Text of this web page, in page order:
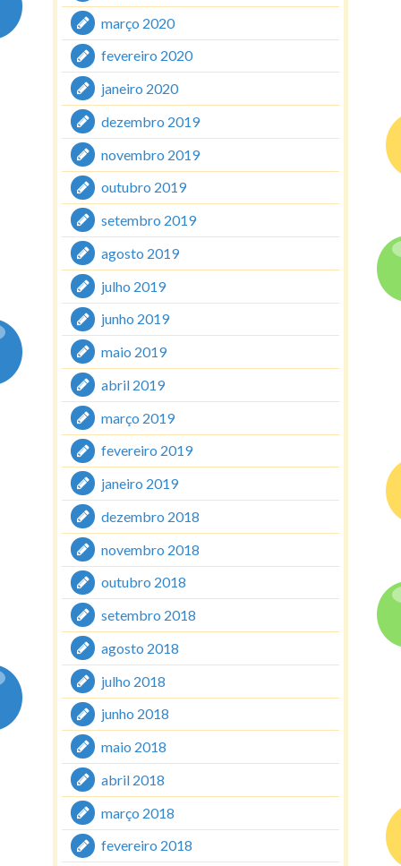
março 2020
fevereiro 2020
janeiro 2020
dezembro 2019
novembro 2019
outubro 2019
setembro 2019
agosto 2019
julho 2019
junho 2019
maio 2019
abril 2019
março 2019
fevereiro 2019
janeiro 2019
dezembro 2018
novembro 2018
outubro 2018
setembro 2018
agosto 2018
julho 2018
junho 2018
maio 2018
abril 2018
março 2018
fevereiro 2018